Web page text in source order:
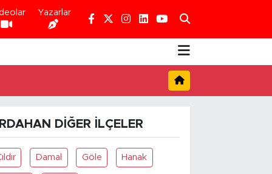
Yazarlar
DIĞER İLÇELER
Damal Göle Hanak